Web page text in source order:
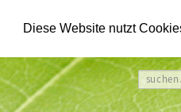
Diese Website nutzt